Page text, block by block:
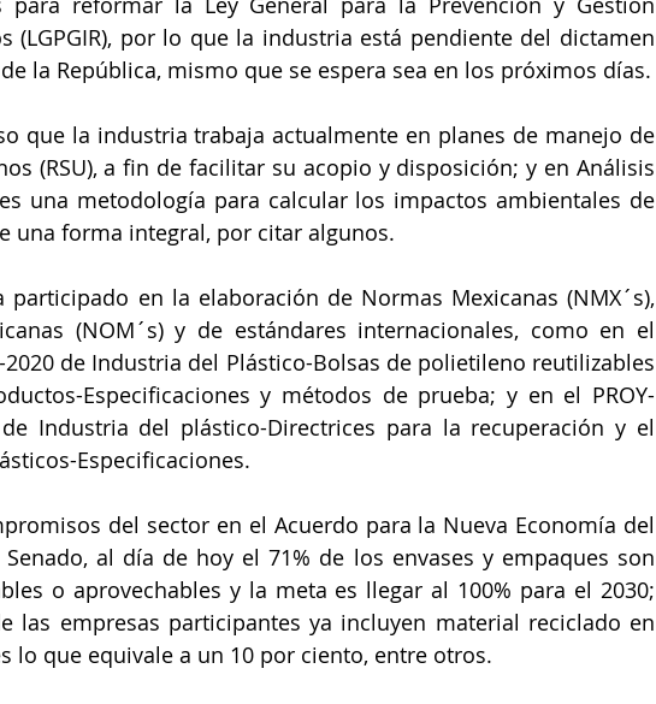
(LGPGIR), por lo que la industria está pendiente del dictamen
que la industria trabaja actualmente en planes de manejo de
(RSU), a fin de facilitar su acopio y disposición; y en Análisis
una metodología para calcular los impactos ambientales de
una forma integral, por citar algunos.
(NOM´s) y de estándares internacionales, como en el
2020 de Industria del Plástico-Bolsas de polietileno reutilizables
Especificaciones y métodos de prueba; y en el PROY-
de Industria del plástico-Directrices para la recuperación y el
Especificaciones.
del sector en el Acuerdo para la Nueva Economía del
al día de hoy el 71% de los envases y empaques son
o aprovechables y la meta es llegar al 100% para el 2030;
las empresas participantes ya incluyen material reciclado en
lo que equivale a un 10 por ciento, entre otros.